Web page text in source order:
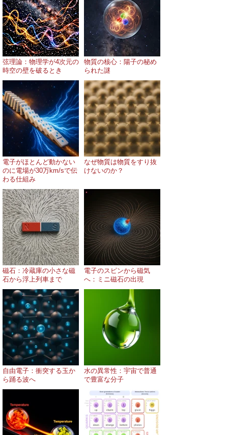
弦理論：物理学が4次元の
時空の壁を破るとき
物質の核心：陽子の秘め
られた謎
電子がほとんど動かない
のに電場が30万km/sで伝
わる仕組み
なぜ物質は物質をすり抜
けないのか？
磁石：冷蔵庫の小さな磁
石から浮上列車まで
電子のスピンから磁気
へ：ミニ磁石の出現
自由電子：衝突する玉か
ら踊る波へ
水の異常性：宇宙で普通
で豊富な分子